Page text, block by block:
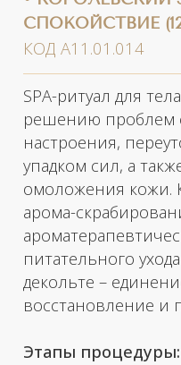
декольте – единение
восстановление и питание.
Этапы процедуры:
Приветственный
TRANQUILLITY™;
Очищение
Душ;
Обертывание в
сливки;
Антиоксидантный
очищение,
маске, финальный
Финальный уход –
текстура которого
роскошного ритуала
три месяца по 4-6